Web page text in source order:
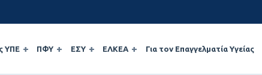
ΥΠΕ ΠΦΥ ΕΣΥ ΕΛΚΕΑ Για τον Επαγγελματία Υγείας